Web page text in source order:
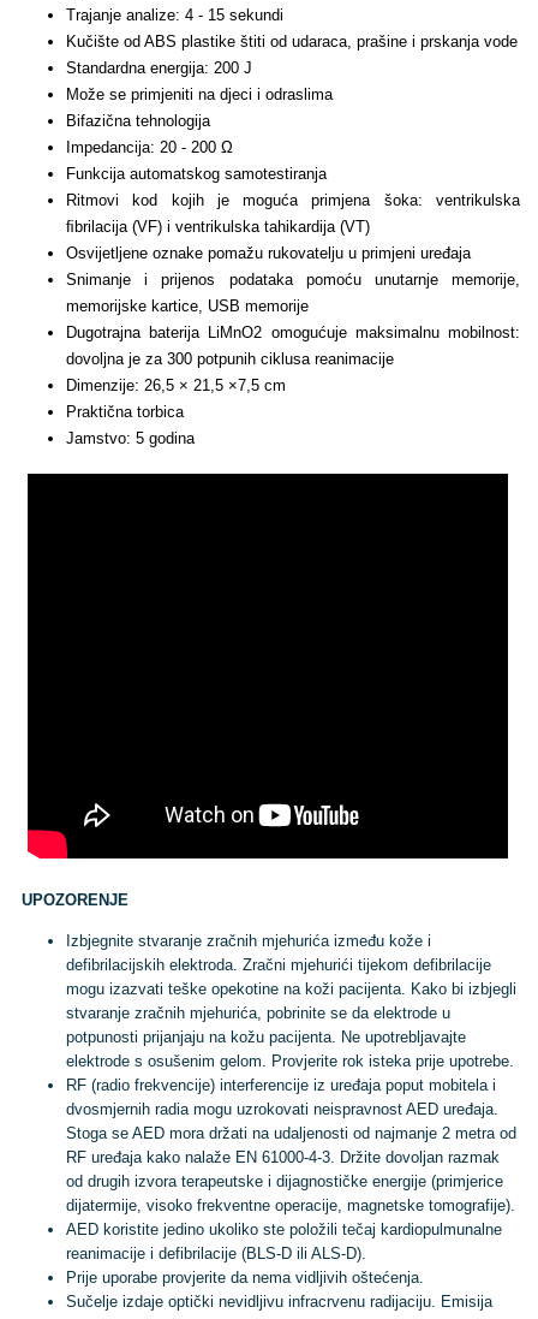
Trajanje analize: 4 - 15 sekundi
Kučište od ABS plastike štiti od udaraca, prašine i prskanja vode
Standardna energija: 200 J
Može se primjeniti na djeci i odraslima
Bifazična tehnologija
Impedancija: 20 - 200 Ω
Funkcija automatskog samotestiranja
Ritmovi kod kojih je moguća primjena šoka: ventrikulska
ﬁbrilacija (VF) i ventrikulska tahikardija (VT)
Osvijetljene oznake pomažu rukovatelju u primjeni uređaja
Snimanje i prijenos podataka pomoću unutarnje memorije,
memorijske kartice, USB memorije
Dugotrajna baterija LiMnO2 omogućuje maksimalnu mobilnost:
dovoljna je za 300 potpunih ciklusa reanimacije
Dimenzije: 26,5 × 21,5 ×7,5 cm
Praktična torbica
Jamstvo: 5 godina
UPOZORENJE
Izbjegnite stvaranje zračnih mjehurića između kože i
defibrilacijskih elektroda. Zračni mjehurići tijekom defibrilacije
mogu izazvati teške opekotine na koži pacijenta. Kako bi izbjegli
stvaranje zračnih mjehurića, pobrinite se da elektrode u
potpunosti prijanjaju na kožu pacijenta. Ne upotrebljavajte
elektrode s osušenim gelom. Provjerite rok isteka prije upotrebe.
RF (radio frekvencije) interferencije iz uređaja poput mobitela i
dvosmjernih radia mogu uzrokovati neispravnost AED uređaja.
Stoga se AED mora držati na udaljenosti od najmanje 2 metra od
RF uređaja kako nalaže EN 61000-4-3. Držite dovoljan razmak
od drugih izvora terapeutske i dijagnostičke energije (primjerice
dijatermije, visoko frekventne operacije, magnetske tomografije).
AED koristite jedino ukoliko ste položili tečaj kardiopulmunalne
reanimacije i defibrilacije (BLS-D ili ALS-D).
Prije uporabe provjerite da nema vidljivih oštećenja.
Sučelje izdaje optički nevidljivu infracrvenu radijaciju. Emisija